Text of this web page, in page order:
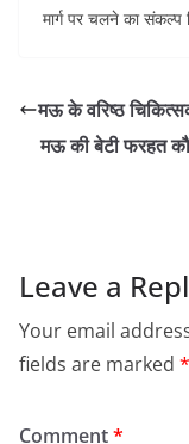
मार्ग पर चलने का संकल्प
मऊ के वरिष्ठ
मऊ की बेटी फरहत
Leave a
Your email
fields are marked *
Comment*